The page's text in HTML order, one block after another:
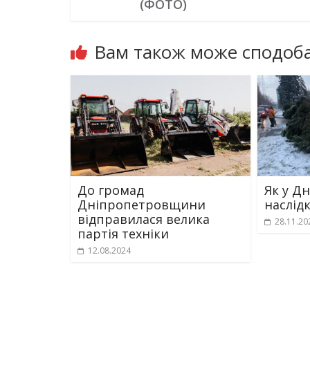
(ФОТО)
Вам також може
До громад
Дніпропетровщини
відправилася велика
партія техніки
12.08.2024
Як у